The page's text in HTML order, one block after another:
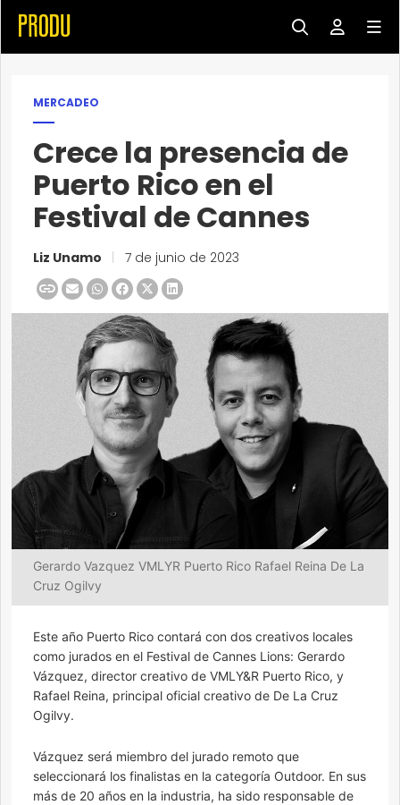
MERCADEO
Crece la presencia de
Puerto Rico en el
Festival de Cannes
Liz Unamo 7 de junio de 2023
Gerardo Vazquez VMLYR Puerto Rico Rafael Reina De La
Cruz Ogilvy
Este año Puerto Rico contará con dos creativos locales
como jurados en el Festival de Cannes Lions: Gerardo
Vázquez, director creativo de VMLY&R Puerto Rico, y
Rafael Reina, principal oficial creativo de De La Cruz
Ogilvy.
Vázquez será miembro del jurado remoto que
seleccionará los finalistas en la categoría Outdoor. En sus
más de 20 años en la industria, ha sido responsable de